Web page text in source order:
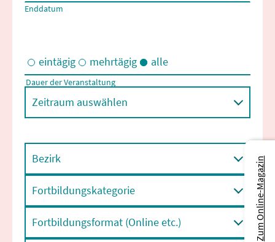
Enddatum
Eintägige und/oder mehrtägige Veranstaltungen
eintägig mehrtägig alle
Dauer der Veranstaltung
Zeitraum auswählen
Bezirk
Fortbildungskategorie
Fortbildungsformat (Online etc.) Zum Online-Magazin